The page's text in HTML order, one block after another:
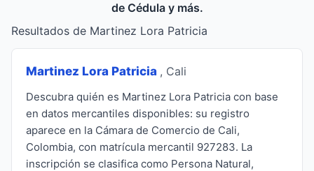
de Cédula y más.
Resultados de Martinez Lora Patricia
Martinez Lora Patricia , Cali
Descubra quién es Martinez Lora Patricia con base
en datos mercantiles disponibles: su registro
aparece en la Cámara de Comercio de Cali,
Colombia, con matrícula mercantil 927283. La
inscripción se clasifica como Persona Natural,